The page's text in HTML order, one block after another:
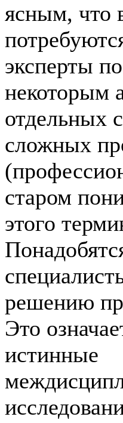
ясным, что
эксперты по
некоторым
отдельных
сложных
старом
этого
решению
Это
истинные